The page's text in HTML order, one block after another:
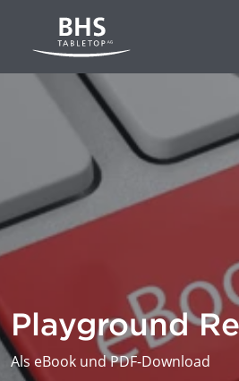
Zum Hauptinhalt
Playground
Als eBook und PDF-Download